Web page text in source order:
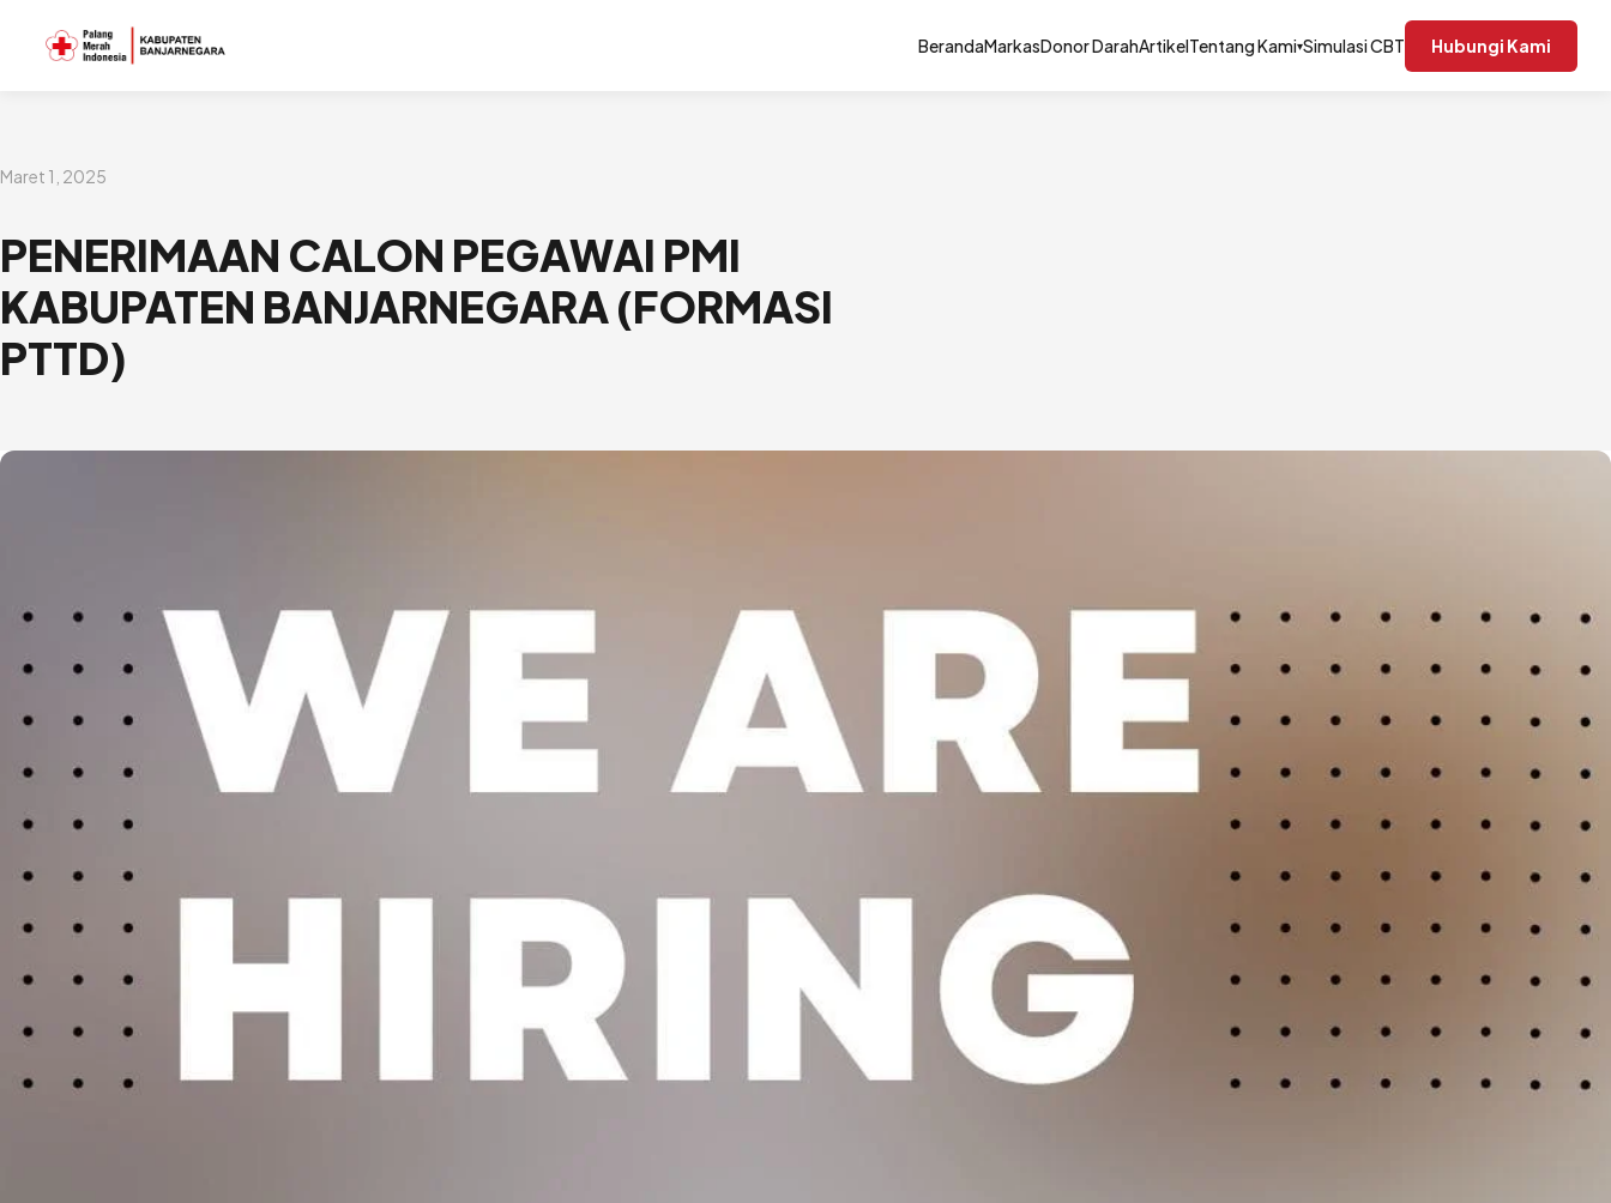
BerandaMarkasDonor DarahArtikelTentang Kami▾Simulasi CBT Hubungi Kami
Maret 1, 2025
PENERIMAAN CALON PEGAWAI PMI
KABUPATEN BANJARNEGARA (FORMASI
PTTD)